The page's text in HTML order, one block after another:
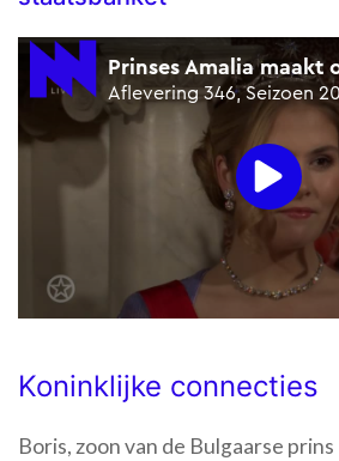
Koninklijke connecties
Boris, zoon van de Bulgaarse